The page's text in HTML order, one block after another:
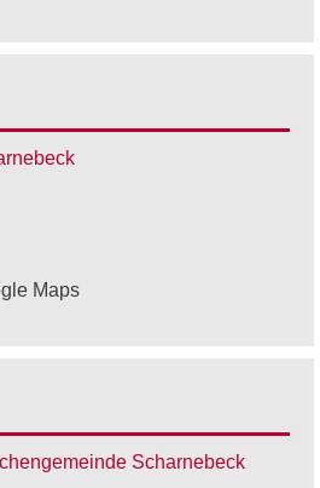
Maps
Scharnebeck